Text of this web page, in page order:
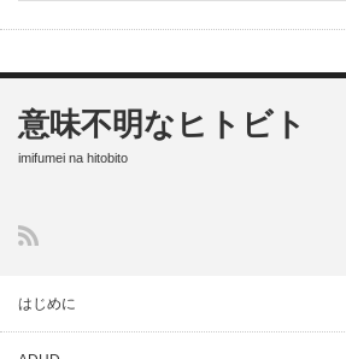
意味不明なヒトビト
imifumei na hitobito
はじめに